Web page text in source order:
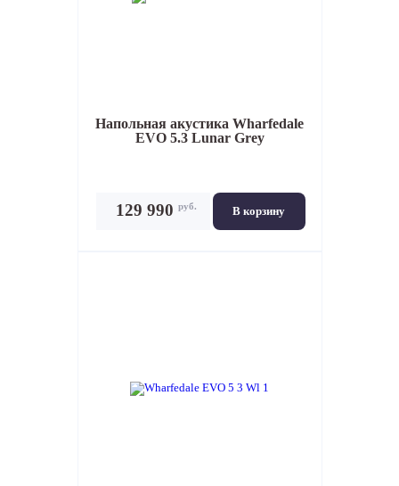
Напольная акустика Wharfedale
EVO 5.3 Lunar Grey
В корзину
129 990 руб.